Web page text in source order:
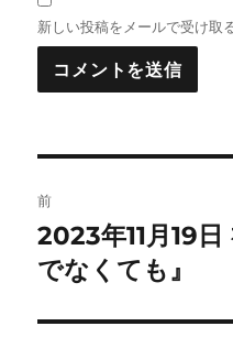
新しい投稿をメールで受け取
稿
ナ
ビ
前
前
の
稿:
2023年11月19
でなくても』